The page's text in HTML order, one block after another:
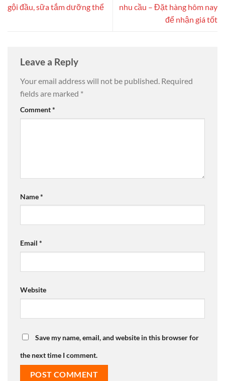
gội đầu, sữa tắm dưỡng thể
nhu cầu – Đặt hàng hôm nay
để nhận giá tốt
Leave a Reply
Your email address will not be published. Required
fields are marked *
Comment*
Name*
Email *
Website
Save my name, email, and website in this browser for
the next time I comment.